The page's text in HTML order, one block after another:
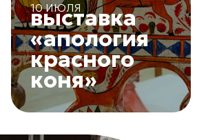
10 ИЮЛЯ
выставка
«апология
красного
коня»